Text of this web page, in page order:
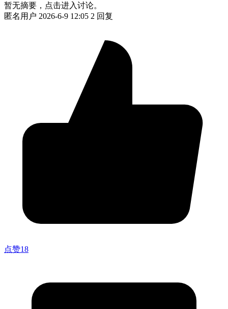
暂无摘要，点击进入讨论。
匿名用户 2026-6-9 12:05 2 回复
点赞18